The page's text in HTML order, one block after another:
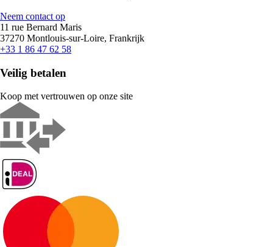
Neem contact op
11 rue Bernard Maris
37270 Montlouis-sur-Loire, Frankrijk
+33 1 86 47 62 58
Veilig betalen
Koop met vertrouwen op onze site